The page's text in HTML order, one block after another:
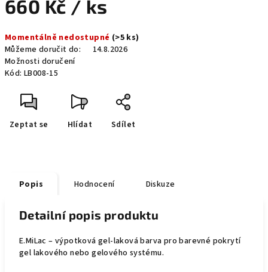
660 Kč / ks
cena:
Momentálně nedostupné (>5 ks)
Můžeme doručit do:
14.8.2026
Možnosti doručení
Kód: LB008-15
Zeptat se Hlídat Sdílet
Popis Hodnocení Diskuze
Detailní popis produktu
E.MiLac – výpotková gel-laková barva pro barevné pokrytí
gel lakového nebo gelového systému.